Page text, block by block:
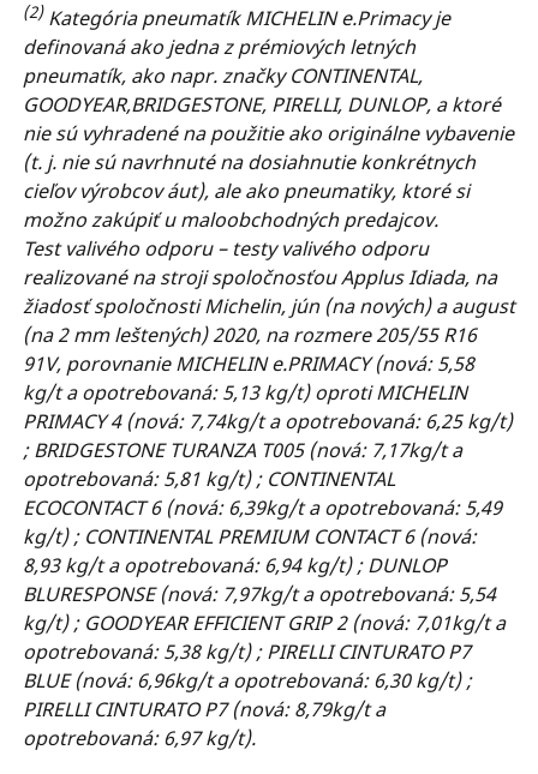
(2)Kategória pneumatík MICHELIN e.Primacy je
definovaná ako jedna z prémiových letných
pneumatík, ako napr. značky CONTINENTAL,
GOODYEAR,BRIDGESTONE, PIRELLI, DUNLOP, a ktoré
nie sú vyhradené na použitie ako originálne vybavenie
(t. j. nie sú navrhnuté na dosiahnutie konkrétnych
cieľov výrobcov áut), ale ako pneumatiky, ktoré si
možno zakúpiť u maloobchodných predajcov.
Test valivého odporu – testy valivého odporu
realizované na stroji spoločnosťou Applus Idiada, na
žiadosť spoločnosti Michelin, jún (na nových) a august
(na 2 mm leštených) 2020, na rozmere 205/55 R16
91V, porovnanie MICHELIN e.PRIMACY (nová: 5,58
kg/t a opotrebovaná: 5,13 kg/t) oproti MICHELIN
PRIMACY 4 (nová: 7,74kg/t a opotrebovaná: 6,25 kg/t)
; BRIDGESTONE TURANZA T005 (nová: 7,17kg/t a
opotrebovaná: 5,81 kg/t) ; CONTINENTAL
ECOCONTACT 6 (nová: 6,39kg/t a opotrebovaná: 5,49
kg/t) ; CONTINENTAL PREMIUM CONTACT 6 (nová:
8,93 kg/t a opotrebovaná: 6,94 kg/t) ; DUNLOP
BLURESPONSE (nová: 7,97kg/t a opotrebovaná: 5,54
kg/t) ; GOODYEAR EFFICIENT GRIP 2 (nová: 7,01kg/t a
opotrebovaná: 5,38 kg/t) ; PIRELLI CINTURATO P7
BLUE (nová: 6,96kg/t a opotrebovaná: 6,30 kg/t) ;
PIRELLI CINTURATO P7 (nová: 8,79kg/t a
opotrebovaná: 6,97 kg/t).